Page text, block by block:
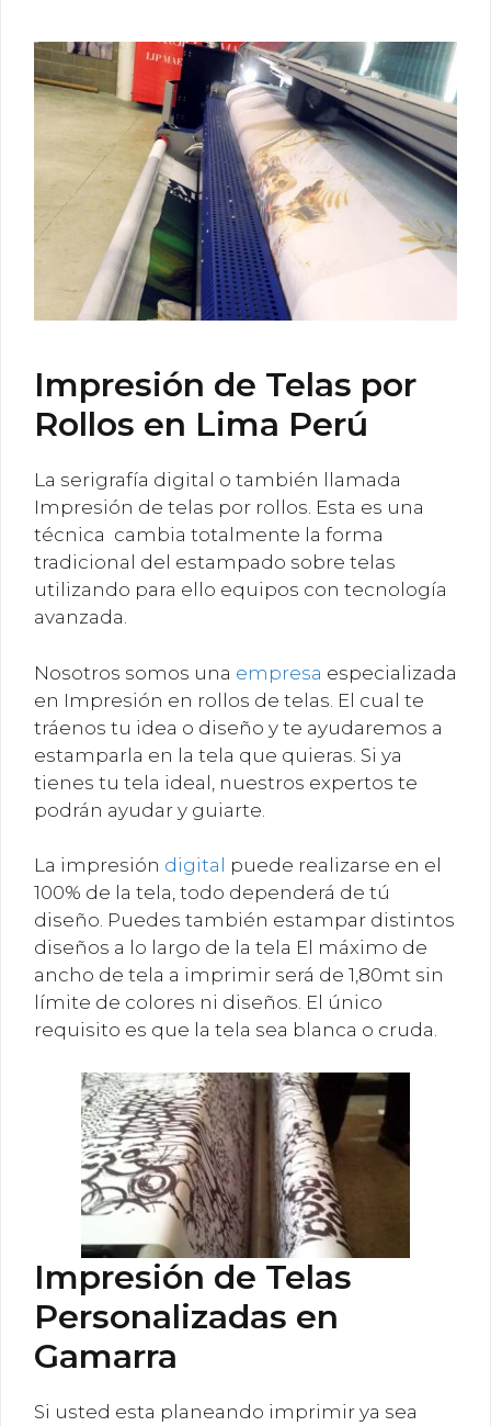
Impresión de Telas por
Rollos en Lima Perú
La serigrafía digital o también llamada
Impresión de telas por rollos. Esta es una
técnica cambia totalmente la forma
tradicional del estampado sobre telas
utilizando para ello equipos con tecnología
avanzada.
Nosotros somos una empresa especializada
en Impresión en rollos de telas. El cual te
tráenos tu idea o diseño y te ayudaremos a
estamparla en la tela que quieras. Si ya
tienes tu tela ideal, nuestros expertos te
podrán ayudar y guiarte.
La impresión digital
puede realizarse en el
100% de la tela, todo dependerá de tú
diseño. Puedes también estampar distintos
diseños a lo largo de la tela El máximo de
ancho de tela a imprimir será de 1,80mt sin
límite de colores ni diseños. El único
requisito es que la tela sea blanca o cruda.
Impresión de Telas
Personalizadas en
Gamarra
Si usted esta planeando imprimir ya sea